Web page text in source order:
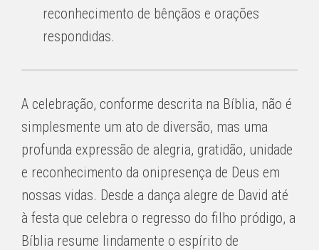
reconhecimento de bênçãos e orações
respondidas.
A celebração, conforme descrita na Bíblia, não é
simplesmente um ato de diversão, mas uma
profunda expressão de alegria, gratidão, unidade
e reconhecimento da onipresença de Deus em
nossas vidas. Desde a dança alegre de David até
à festa que celebra o regresso do filho pródigo, a
Bíblia resume lindamente o espírito de